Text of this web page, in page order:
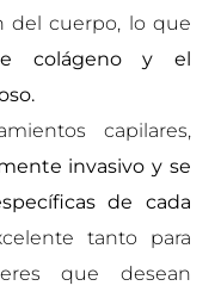
del cuerpo, lo que
colágeno y el
capilares,
invasivo y se
de cada
tanto para
que desean